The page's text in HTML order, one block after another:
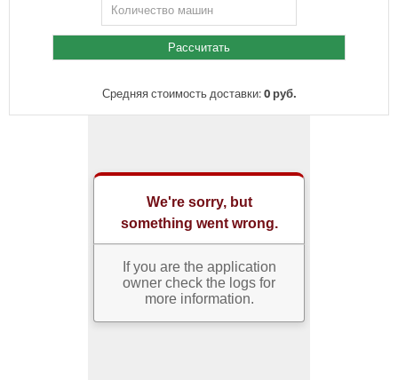
Средняя стоимость доставки:0 руб.